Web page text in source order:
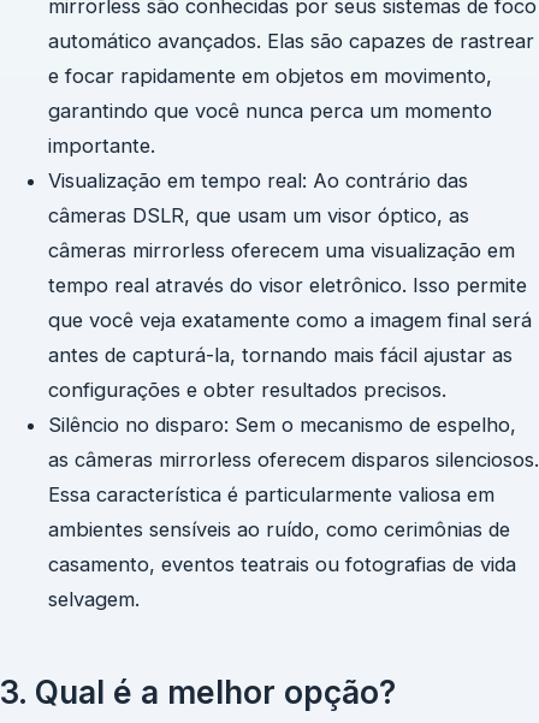
mirrorless são conhecidas por seus sistemas de foco
automático avançados. Elas são capazes de rastrear
e focar rapidamente em objetos em movimento,
garantindo que você nunca perca um momento
importante.
Visualização em tempo real: Ao contrário das
câmeras DSLR, que usam um visor óptico, as
câmeras mirrorless oferecem uma visualização em
tempo real através do visor eletrônico. Isso permite
que você veja exatamente como a imagem final será
antes de capturá-la, tornando mais fácil ajustar as
configurações e obter resultados precisos.
Silêncio no disparo: Sem o mecanismo de espelho,
as câmeras mirrorless oferecem disparos silenciosos.
Essa característica é particularmente valiosa em
ambientes sensíveis ao ruído, como cerimônias de
casamento, eventos teatrais ou fotografias de vida
selvagem.
3. Qual é a melhor opção?